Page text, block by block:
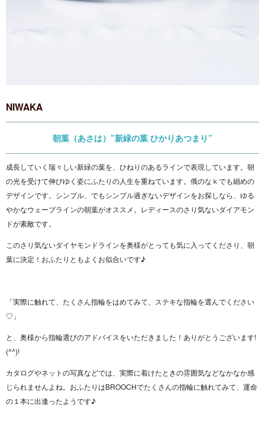
NIWAKA
朝葉（あさは）”新緑の葉 ひかりあつまり”
成長していく瑞々しい新緑の葉を、ひねりのあるラインで表現しています。朝
の光を受けて伸びゆく姿にふたりの人生を重ねています。俄のなｋでも細めの
デザインです。シンプル、でもシンプル過ぎないデザインをお探しなら、ゆる
やかなウェーブラインの朝葉がオススメ。レディースのさり気ないダイアモン
ドが素敵です。
このさり気ないダイヤモンドラインを奥様がとっても気に入ってくださり、朝
葉に決定！おふたりともよくお似合いです♪
「実際に触れて、たくさん指輪をはめてみて、ステキな指輪を選んでください
♡」
と、奥様から指輪選びのアドバイスをいただきました！ありがとうございます!
(^^)!
カタログやネットの写真などでは、実際に着けたときの雰囲気などなかなか感
じられませんよね。おふたりはBROOCHでたくさんの指輪に触れてみて、運命
の１本に出逢ったようです♪